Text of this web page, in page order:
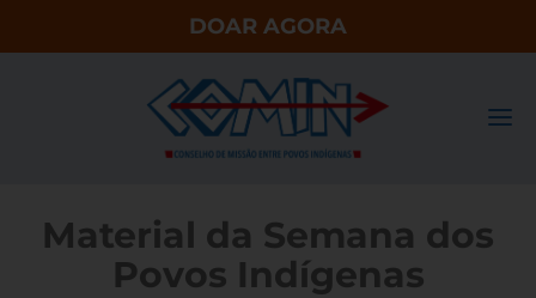
DOAR AGORA
Material da Semana dos
Povos Indígenas